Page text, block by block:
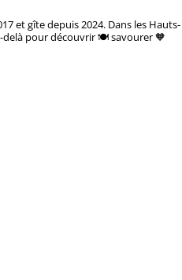
et gîte depuis 2024. Dans les Hauts-
delà pour découvrir 🍽️ savourer 🧡